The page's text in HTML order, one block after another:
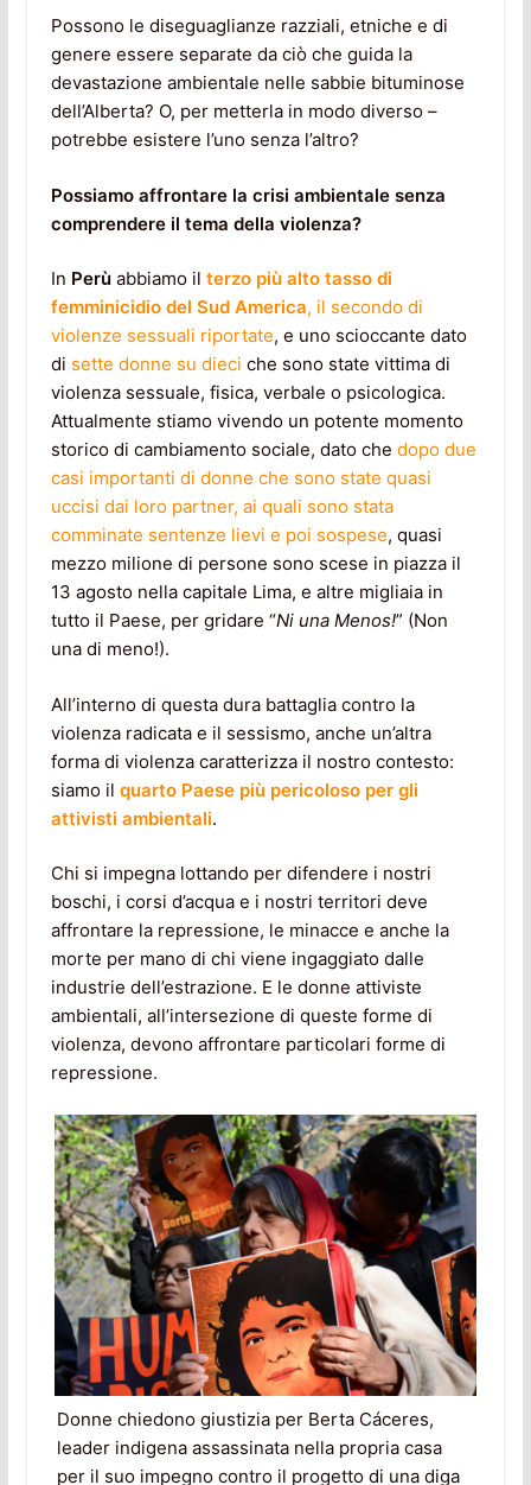
Possono le diseguaglianze razziali, etniche e di
genere essere separate da ciò che guida la
devastazione ambientale nelle sabbie bituminose
dell’Alberta? O, per metterla in modo diverso –
potrebbe esistere l’uno senza l’altro?
Possiamo affrontare la crisi ambientale senza
comprendere il tema della violenza?
In Perùabbiamo il terzo più alto tasso di
femminicidio del Sud America, il secondo di
violenze sessuali riportate, e uno scioccante dato
di sette donne su dieci che sono state vittima di
violenza sessuale, fisica, verbale o psicologica.
Attualmente stiamo vivendo un potente momento
storico di cambiamento sociale, dato che dopo due
casi importanti di donne che sono state quasi
uccisi dai loro partner, ai quali sono stata
comminate sentenze lievi e poi sospese, quasi
mezzo milione di persone sono scese in piazza il
13 agosto nella capitale Lima, e altre migliaia in
tutto il Paese, per gridare “Ni una Menos!” (Non
una di meno!).
All’interno di questa dura battaglia contro la
violenza radicata e il sessismo, anche un’altra
forma di violenza caratterizza il nostro contesto:
siamo il quarto Paese più pericoloso per gli
attivisti ambientali.
Chi si impegna lottando per difendere i nostri
boschi, i corsi d’acqua e i nostri territori deve
affrontare la repressione, le minacce e anche la
morte per mano di chi viene ingaggiato dalle
industrie dell’estrazione. E le donne attiviste
ambientali, all’intersezione di queste forme di
violenza, devono affrontare particolari forme di
repressione.
Donne chiedono giustizia per Berta Cáceres,
leader indigena assassinata nella propria casa
per il suo impegno contro il progetto di una diga